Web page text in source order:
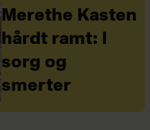
Merethe Kasten
hårdt ramt: I
sorg og
smerter